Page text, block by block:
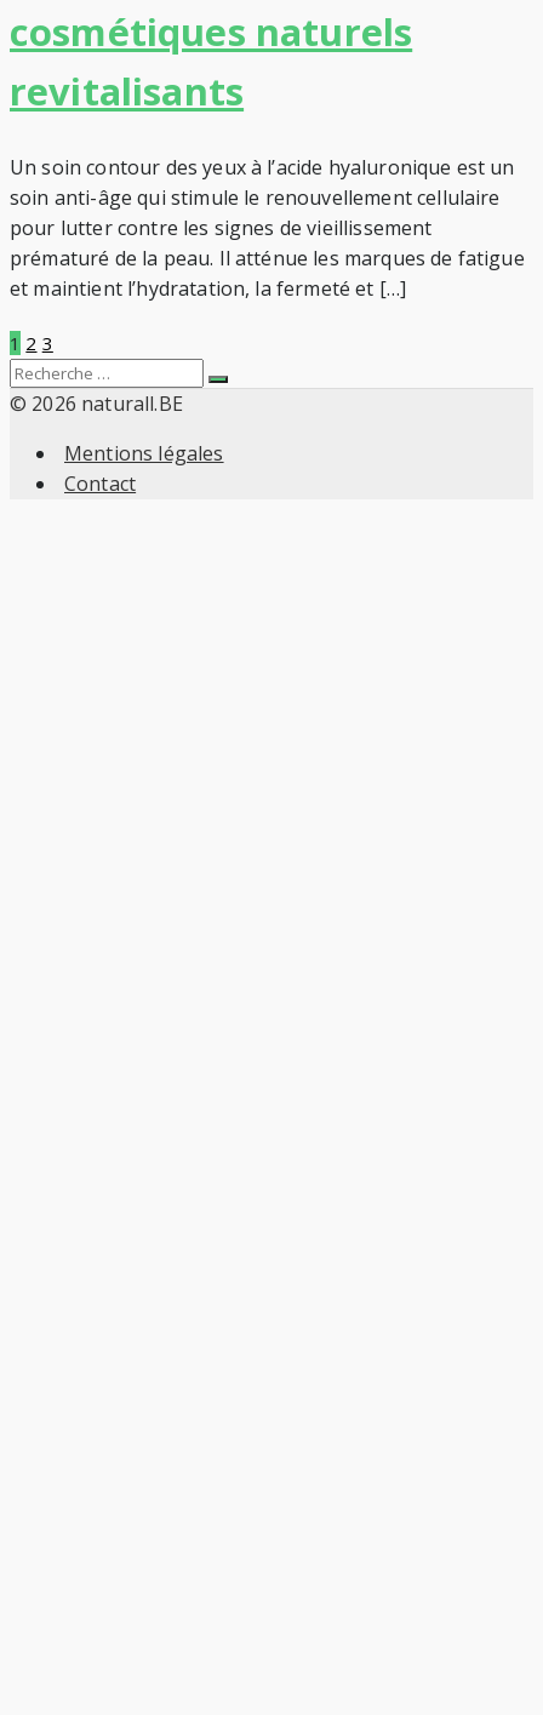
cosmétiques naturels
revitalisants
Un soin contour des yeux à l’acide hyaluronique est un
soin anti-âge qui stimule le renouvellement cellulaire
pour lutter contre les signes de vieillissement
prématuré de la peau. Il atténue les marques de fatigue
et maintient l’hydratation, la fermeté et […]
Pagination
des
publications
1 2 3
Search
for:
Recherche
© 2026 naturall.BE
Mentions légales
Contact